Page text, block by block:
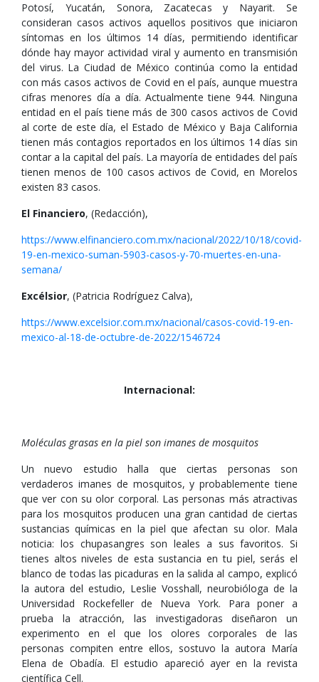
Potosí, Yucatán, Sonora, Zacatecas y Nayarit. Se
consideran casos activos aquellos positivos que iniciaron
síntomas en los últimos 14 días, permitiendo identificar
dónde hay mayor actividad viral y aumento en transmisión
del virus. La Ciudad de México continúa como la entidad
con más casos activos de Covid en el país, aunque muestra
cifras menores día a día. Actualmente tiene 944. Ninguna
entidad en el país tiene más de 300 casos activos de Covid
al corte de este día, el Estado de México y Baja California
tienen más contagios reportados en los últimos 14 días sin
contar a la capital del país. La mayoría de entidades del país
tienen menos de 100 casos activos de Covid, en Morelos
existen 83 casos.
El Financiero, (Redacción),
https://www.elfinanciero.com.mx/nacional/2022/10/18/covid-
19-en-mexico-suman-5903-casos-y-70-muertes-en-una-
semana/
Excélsior, (Patricia Rodríguez Calva),
https://www.excelsior.com.mx/nacional/casos-covid-19-en-
mexico-al-18-de-octubre-de-2022/1546724
Internacional:
Moléculas grasas en la piel son imanes de mosquitos
Un nuevo estudio halla que ciertas personas son
verdaderos imanes de mosquitos, y probablemente tiene
que ver con su olor corporal. Las personas más atractivas
para los mosquitos producen una gran cantidad de ciertas
sustancias químicas en la piel que afectan su olor. Mala
noticia: los chupasangres son leales a sus favoritos. Si
tienes altos niveles de esta sustancia en tu piel, serás el
blanco de todas las picaduras en la salida al campo, explicó
la autora del estudio, Leslie Vosshall, neurobióloga de la
Universidad Rockefeller de Nueva York. Para poner a
prueba la atracción, las investigadoras diseñaron un
experimento en el que los olores corporales de las
personas compiten entre ellos, sostuvo la autora María
Elena de Obadía. El estudio apareció ayer en la revista
científica Cell.